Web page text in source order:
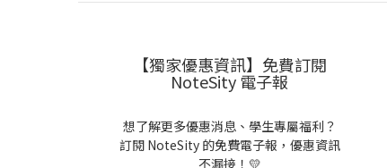
【獨家優惠資訊】免費訂閱
NoteSity 電子報
想了解更多優惠消息、學生專屬福利？
訂閱 NoteSity 的免費電子報，優惠資訊
不漏接！💛